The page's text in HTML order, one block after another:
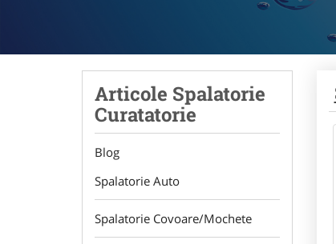
Articole Spalatorie
Curatatorie
Blog
Spalatorie Auto
Spalatorie Covoare/Mochete